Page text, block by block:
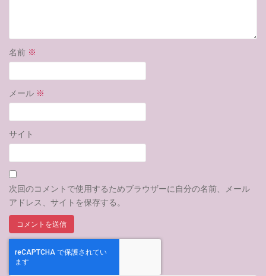
名前 ※
メール ※
サイト
次回のコメントで使用するためブラウザーに自分の名前、メール
アドレス、サイトを保存する。